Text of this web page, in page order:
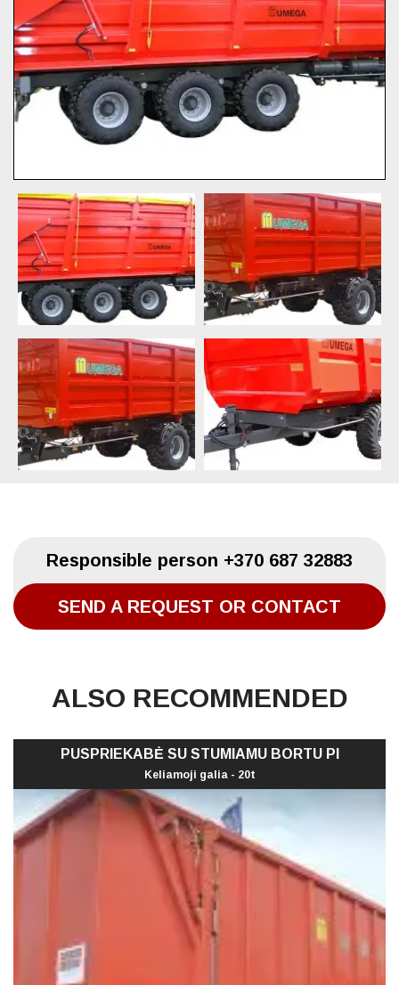
Responsible person +370 687 32883
SEND A REQUEST OR CONTACT
ALSO RECOMMENDED
PUSPRIEKABĖ SU STUMIAMU BORTU PI
Keliamoji galia - 20t